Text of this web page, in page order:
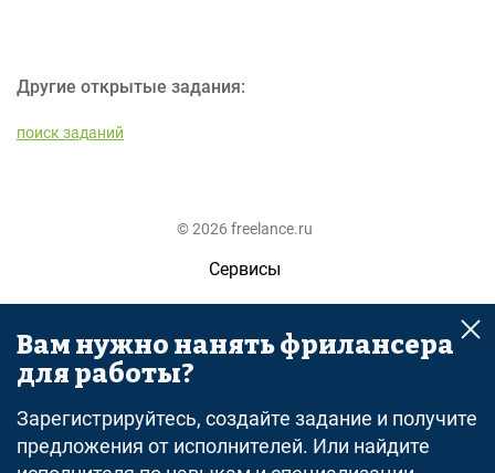
Другие открытые задания:
поиск заданий
© 2026 freelance.ru
Сервисы
Помощь
Поиск
Оферта
Вам нужно нанять фрилансера
для работы?
Зарегистрируйтесь, создайте задание и получите
предложения от исполнителей. Или найдите